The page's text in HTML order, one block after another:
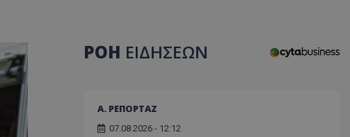
ΡΟΗ ΕΙΔΗΣΕΩΝ
Α. ΡΕΠΟΡΤΑΖ
07.08.2026 - 12:12